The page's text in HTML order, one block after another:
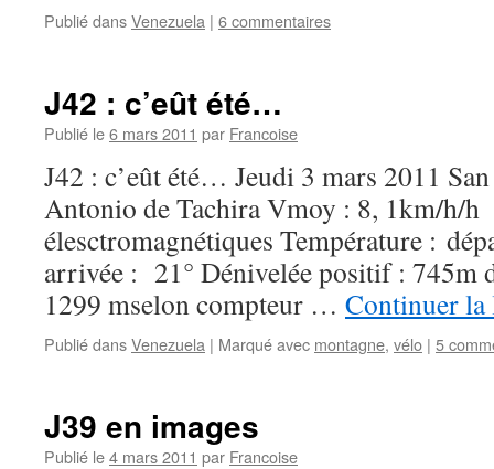
Publié dansVenezuela | 6 commentaires
J42 : c’eût été…
Publié le6 mars 2011 par Francoise
J42 : c’eût été… Jeudi 3 mars 2011
Antonio de Tachira Vmoy : 8, 1km/h/
élesctromagnétiques Température :
arrivée : 21° Dénivelée positif : 745m
1299 mselon compteur … Continuer
Publié dansVenezuela | Marqué avec montagne, vélo | 5
J39 en images
Publié le4 mars 2011 par Francoise